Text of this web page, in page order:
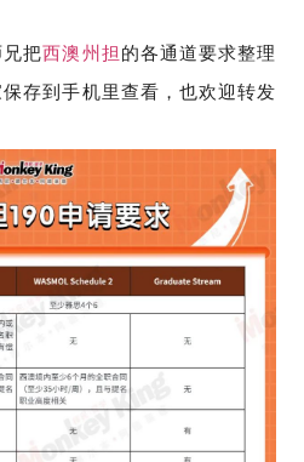
把西澳州担 的各通道要求整理
存到手机里查看，也欢迎转发